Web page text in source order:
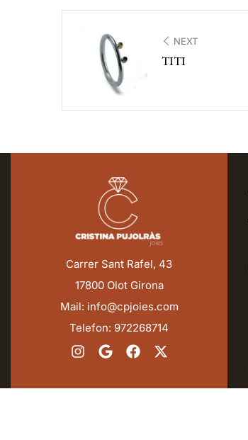
NEXT
TITI
Carrer Sant Rafel, 43
17800 Olot Girona
Mail: info@cpjoies.com
Telefon: 972268714